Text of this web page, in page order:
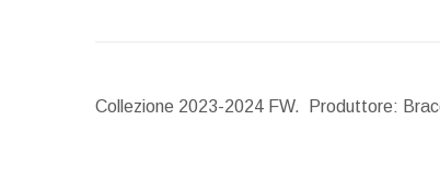
Collezione 2023-2024 FW. Produttore: